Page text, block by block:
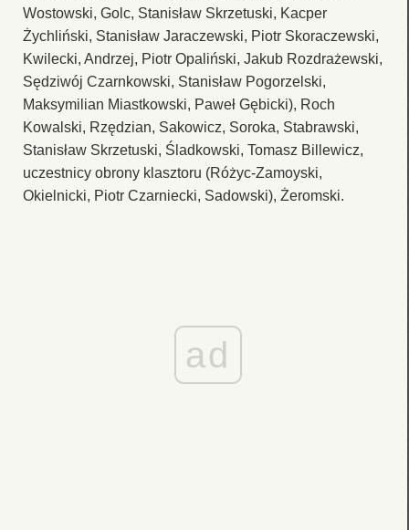
Wostowski, Golc, Stanisław Skrzetuski, Kacper
Żychliński, Stanisław Jaraczewski, Piotr Skoraczewski,
Kwilecki, Andrzej, Piotr Opaliński, Jakub Rozdrażewski,
Sędziwój Czarnkowski, Stanisław Pogorzelski,
Maksymilian Miastkowski, Paweł Gębicki), Roch
Kowalski, Rzędzian, Sakowicz, Soroka, Stabrawski,
Stanisław Skrzetuski, Śladkowski, Tomasz Billewicz,
uczestnicy obrony klasztoru (Różyc-Zamoyski,
Okielnicki, Piotr Czarniecki, Sadowski), Żeromski.
ad